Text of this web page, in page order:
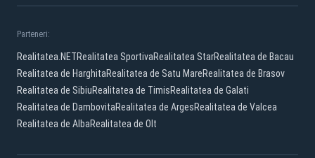
Parteneri:
Realitatea.NETRealitatea SportivaRealitatea StarRealitatea de Bacau
Realitatea de HarghitaRealitatea de Satu MareRealitatea de Brasov
Realitatea de SibiuRealitatea de TimisRealitatea de Galati
Realitatea de DambovitaRealitatea de ArgesRealitatea de Valcea
Realitatea de AlbaRealitatea de Olt